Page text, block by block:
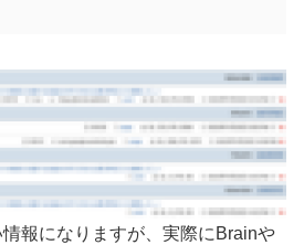
報になりますが、実際にBrainや